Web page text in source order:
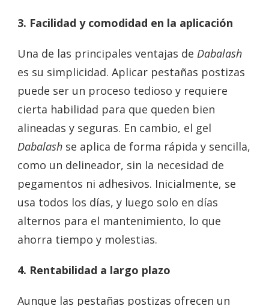
3. Facilidad y comodidad en la aplicación
Una de las principales ventajas de Dabalash
es su simplicidad. Aplicar pestañas postizas
puede ser un proceso tedioso y requiere
cierta habilidad para que queden bien
alineadas y seguras. En cambio, el gel
Dabalash se aplica de forma rápida y sencilla,
como un delineador, sin la necesidad de
pegamentos ni adhesivos. Inicialmente, se
usa todos los días, y luego solo en días
alternos para el mantenimiento, lo que
ahorra tiempo y molestias.
4. Rentabilidad a largo plazo
Aunque las pestañas postizas ofrecen un